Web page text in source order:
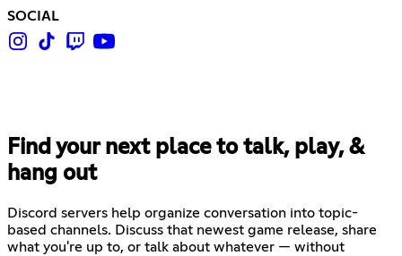
SOCIAL
Find your next place to talk, play, &
hang out
Discord servers help organize conversation into topic-
based channels. Discuss that newest game release, share
what you're up to, or talk about whatever — without